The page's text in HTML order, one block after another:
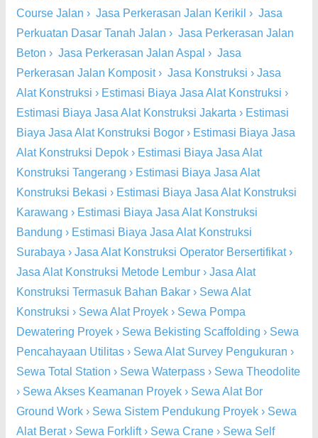
Course Jalan › Jasa Perkerasan Jalan Kerikil › Jasa
Perkuatan Dasar Tanah Jalan › Jasa Perkerasan Jalan
Beton › Jasa Perkerasan Jalan Aspal › Jasa
Perkerasan Jalan Komposit› Jasa Konstruksi › Jasa
Alat Konstruksi › Estimasi Biaya Jasa Alat Konstruksi ›
Estimasi Biaya Jasa Alat Konstruksi Jakarta › Estimasi
Biaya Jasa Alat Konstruksi Bogor › Estimasi Biaya Jasa
Alat Konstruksi Depok › Estimasi Biaya Jasa Alat
Konstruksi Tangerang › Estimasi Biaya Jasa Alat
Konstruksi Bekasi › Estimasi Biaya Jasa Alat Konstruksi
Karawang › Estimasi Biaya Jasa Alat Konstruksi
Bandung › Estimasi Biaya Jasa Alat Konstruksi
Surabaya › Jasa Alat Konstruksi Operator Bersertifikat›
Jasa Alat Konstruksi Metode Lembur › Jasa Alat
Konstruksi Termasuk Bahan Bakar › Sewa Alat
Konstruksi › Sewa Alat Proyek › Sewa Pompa
Dewatering Proyek › Sewa Bekisting Scaffolding › Sewa
Pencahayaan Utilitas › Sewa Alat Survey Pengukuran ›
Sewa Total Station › Sewa Waterpass › Sewa Theodolite
› Sewa Akses Keamanan Proyek › Sewa Alat Bor
Ground Work › Sewa Sistem Pendukung Proyek › Sewa
Alat Berat› Sewa Forklift› Sewa Crane › Sewa Self